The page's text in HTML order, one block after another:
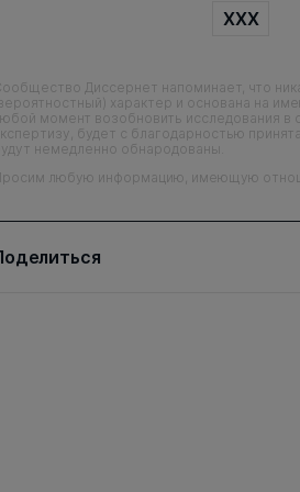
XXX
Диссернет напоминает, что
характер и основана на
момент возобновить исследования в
будет с благодарностью
немедленно обнародованы.
любую информацию, имеющую